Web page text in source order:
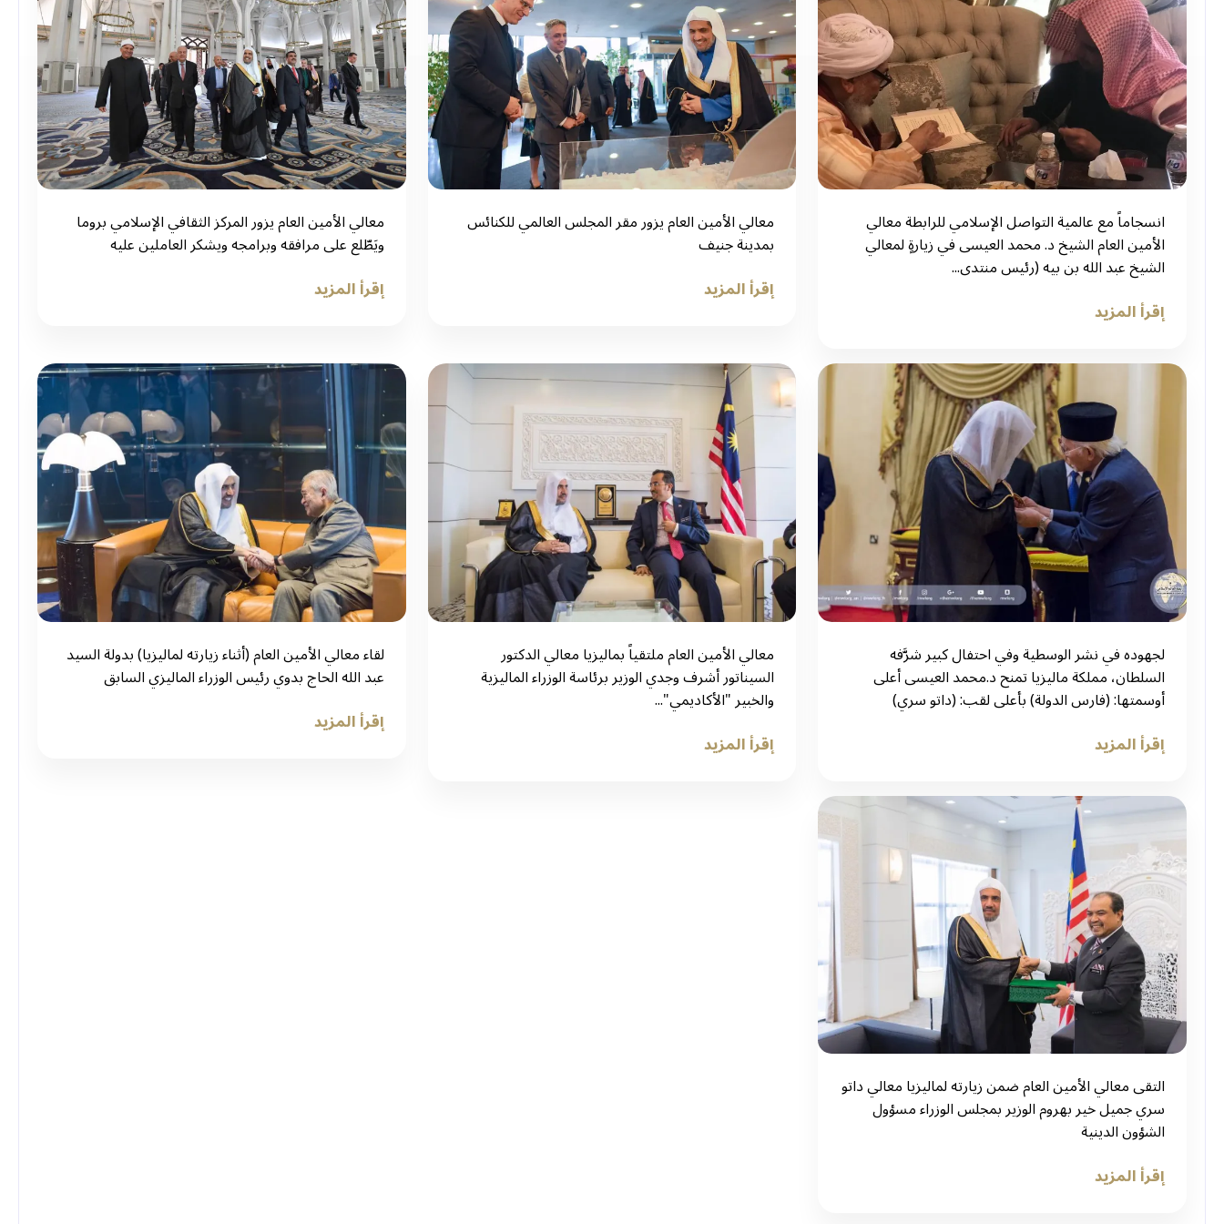
‏انسجاماً مع عالمية التواصل الإسلامي للرابطة معالي
الأمين العام الشيخ د. محمد العيسى في زيارةٍ لمعالي
الشيخ عبد الله بن بيه (رئيس منتدى...
إقرأ المزيد
معالي الأمين العام يزور مقر المجلس العالمي للكنائس
بمدينة جنيف
إقرأ المزيد
معالي الأمين العام يزور المركز الثقافي الإسلامي بروما
ويَطّلع على مرافقه وبرامجه ويشكر العاملين عليه
إقرأ المزيد
‏لجهوده في نشر الوسطية وفي احتفال كبير شرَّفه
السلطان، مملكة ماليزيا تمنح د.محمد العيسى أعلى
أوسمتها: (فارس الدولة) بأعلى لقب: (داتو سري)
إقرأ المزيد
‏معالي الأمين العام ملتقياً بماليزيا معالي الدكتور
السيناتور أشرف وجدي الوزير برئاسة الوزراء الماليزية
والخبير "الأكاديمي"...
إقرأ المزيد
‏لقاء معالي الأمين العام (أثناء زيارته لماليزيا) بدولة السيد
عبد الله الحاج بدوي رئيس الوزراء الماليزي السابق
إقرأ المزيد
التقى معالي الأمين العام ضمن زيارته لماليزيا معالي داتو
سري جميل خير بهروم الوزير بمجلس الوزراء مسؤول
الشؤون الدينية
إقرأ المزيد